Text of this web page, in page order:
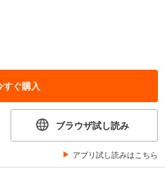
すぐ購入
ブラウザ試し読み
アプリ試し読みはこちら